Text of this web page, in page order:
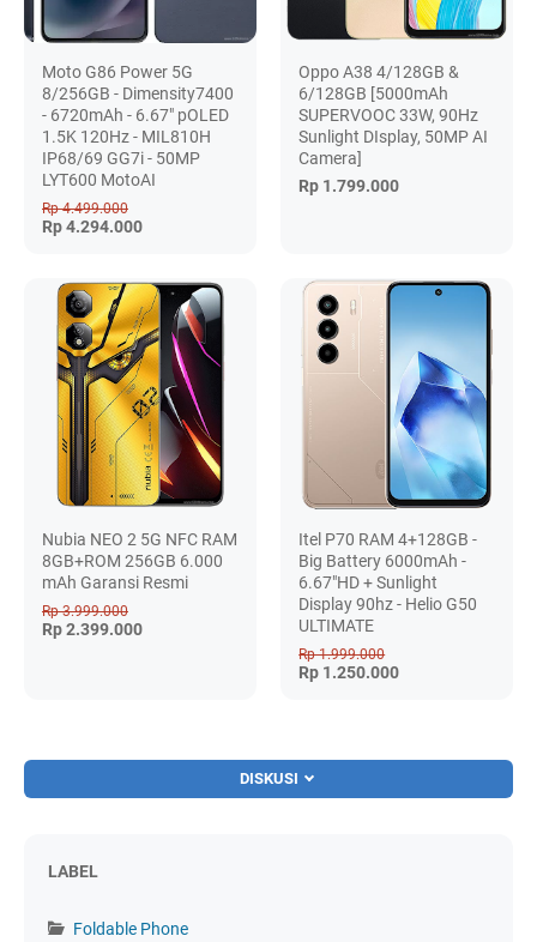
Moto G86 Power 5G
8/256GB - Dimensity7400
- 6720mAh - 6.67" pOLED
1.5K 120Hz - MIL810H
IP68/69 GG7i - 50MP
LYT600 MotoAI
Rp 4.499.000
Rp 4.294.000
Oppo A38 4/128GB &
6/128GB [5000mAh
SUPERVOOC 33W, 90Hz
Sunlight DIsplay, 50MP AI
Camera]
Rp 1.799.000
Nubia NEO 2 5G NFC RAM
8GB+ROM 256GB 6.000
mAh Garansi Resmi
Rp 3.999.000
Rp 2.399.000
Itel P70 RAM 4+128GB -
Big Battery 6000mAh -
6.67"HD + Sunlight
Display 90hz - Helio G50
ULTIMATE
Rp 1.999.000
Rp 1.250.000
DISKUSI
LABEL
Foldable Phone